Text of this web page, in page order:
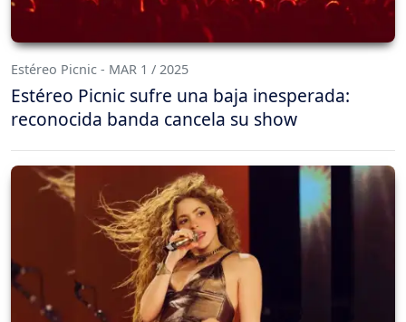
Estéreo Picnic - MAR 1 / 2025
Estéreo Picnic sufre una baja inesperada:
reconocida banda cancela su show